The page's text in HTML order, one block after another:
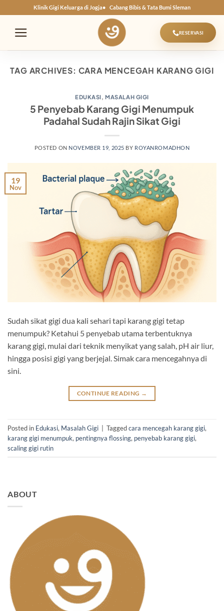
to
content
Klinik Gigi Keluarga di Jogja Cabang Bibis & Tata Bumi Sleman
RESERVASI
TAG ARCHIVES: CARA MENCEGAH KARANG GIGI
EDUKASI,MASALAH GIGI
5 Penyebab Karang Gigi Menumpuk
Padahal Sudah Rajin Sikat Gigi
POSTED ON NOVEMBER 19, 2025 BY ROYANROMADHON
19
Nov
Sudah sikat gigi dua kali sehari tapi karang gigi tetap
menumpuk? Ketahui 5 penyebab utama terbentuknya
karang gigi, mulai dari teknik menyikat yang salah, pH air liur,
hingga posisi gigi yang berjejal. Simak cara mencegahnya di
sini.
CONTINUE READING →
Posted in Edukasi, Masalah Gigi Taggedcara mencegah karang gigi,
karang gigi menumpuk, pentingnya flossing, penyebab karang gigi,
scaling gigi rutin
ABOUT